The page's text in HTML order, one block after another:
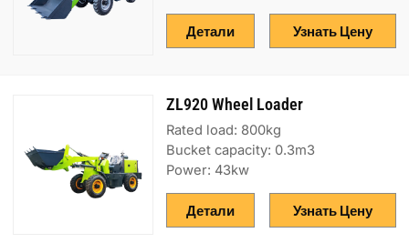
Узнать Цену
Детали
ZL920 Wheel Loader
Rated load: 800kg
Bucket capacity: 0.3m3
Power: 43kw
Узнать Цену
Детали